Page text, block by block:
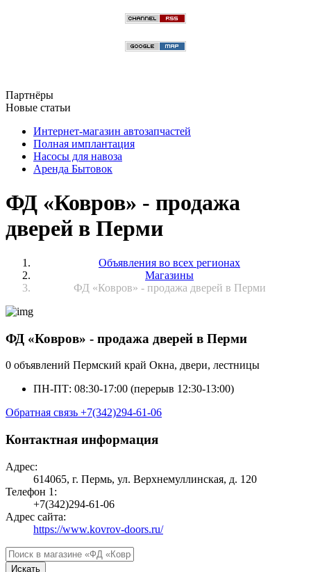
Партнёры
Новые статьи
Интернет-магазин автозапчастей
Полная имплантация
Насосы для навоза
Аренда Бытовок
ФД «Ковров» - продажа
дверей в Перми
Объявления во всех регионах
Магазины
ФД «Ковров» - продажа дверей в Перми
ФД «Ковров» - продажа дверей в Перми
0 объявлений Пермский край Окна, двери, лестницы
ПН-ПТ: 08:30-17:00 (перерыв 12:30-13:00)
Обратная связь +7(342)294-61-06
Контактная информация
Адрес:
614065, г. Пермь, ул. Верхнемуллинская, д. 120
Телефон 1:
+7(342)294-61-06
Адрес сайта:
https://www.kovrov-doors.ru/
Искать